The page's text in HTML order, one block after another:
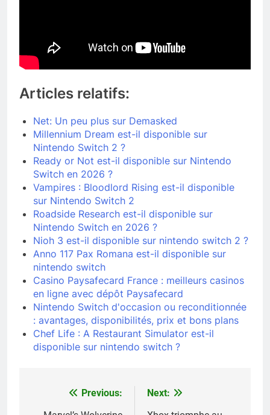
Articles relatifs:
Net: Un peu plus sur Demasked
Millennium Dream est-il disponible sur
Nintendo Switch 2 ?
Ready or Not est-il disponible sur Nintendo
Switch en 2026 ?
Vampires : Bloodlord Rising est-il disponible
sur Nintendo Switch 2
Roadside Research est-il disponible sur
Nintendo Switch en 2026 ?
Nioh 3 est-il disponible sur nintendo switch 2 ?
Anno 117 Pax Romana est-il disponible sur
nintendo switch
Casino Paysafecard France : meilleurs casinos
en ligne avec dépôt Paysafecard
Nintendo Switch d'occasion ou reconditionnée
: avantages, disponibilités, prix et bons plans
Chef Life : A Restaurant Simulator est-il
disponible sur nintendo switch ?
NavigationPrevious:
Next: